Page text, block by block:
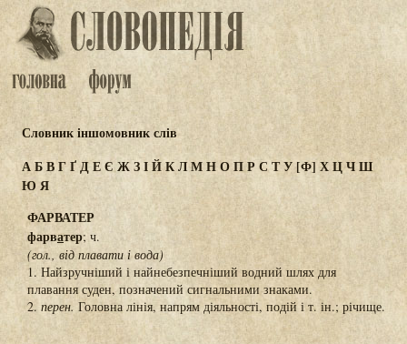
Словник іншомовник слів
АБВГҐДЕЄ ЖЗІЙКЛМНОПР СТУ[Ф] ХЦЧШ
Ю Я
ФАРВАТЕР
фарватер; ч.
(гол., від плавати і вода)
1. Найзручніший і найнебезпечніший водний шлях для
плавання суден, позначений сигнальними знаками.
2. перен. Головна лінія, напрям діяльності, подій і т. ін.; річище.